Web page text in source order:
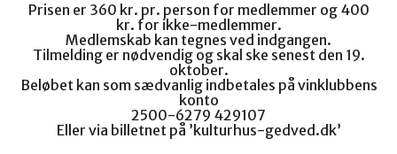
Prisen er 360 kr. pr. person for medlemmer og 400
kr. for ikke-medlemmer.
Medlemskab kan tegnes ved indgangen.
Tilmelding er nødvendig og skal ske senest den 19.
oktober.
Beløbet kan som sædvanlig indbetales på vinklubbens
konto
2500-6279 429107
Eller via billetnet på ’kulturhus-gedved.dk’